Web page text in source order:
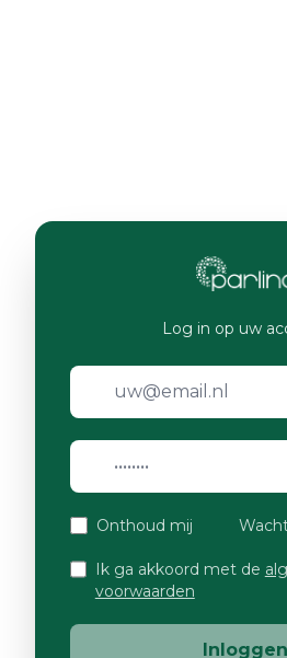
Log in op uw
Onthoud mij
Ik ga akkoord met de
voorwaarden
Inloggen